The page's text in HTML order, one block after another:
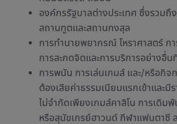
องค์กรรัฐบาลต่างประเทศ ซึ่งรวมถึ
สถานทูตและสถานกงสุล
การทำนายพยากรณ์ โหราศาสตร์ กา
การสะกดจิตและการบริการอย่างอื่
การพนัน การเล่นเกมส์ และ/หรือกิจ
ต้องเสียค่าธรรมเนียมแรกเข้าและมี
ไม่จำกัดเพียงเกมส์คาสิโน การเดิม
หรือสุนัขเกรย์ฮาวนด์ กีฬาแฟนตาซี